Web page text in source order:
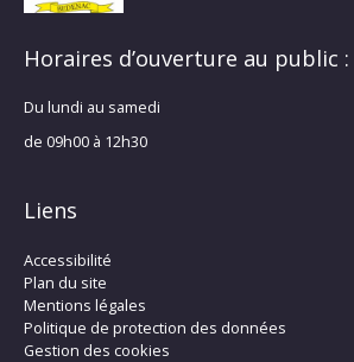
Horaires d’ouverture au public :
Du lundi au samedi
de 09h00 à 12h30
Liens
Accessibilité
Plan du site
Mentions légales
Politique de protection des données
Gestion des cookies